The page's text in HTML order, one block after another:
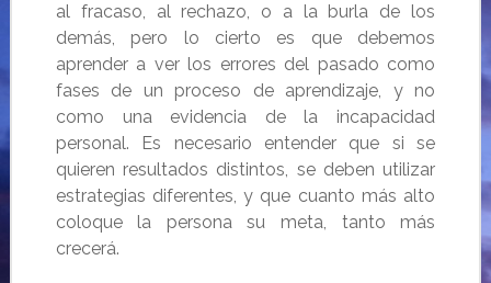
al fracaso, al rechazo, o a la burla de los
demás, pero lo cierto es que debemos
aprender a ver los errores del pasado como
fases de un proceso de aprendizaje, y no
como una
evidencia de la incapacidad
personal.
Es necesario entender
que si se
quieren resultados distintos, se deben utilizar
estrategias diferentes, y que cuanto más alto
coloque la persona su meta, tanto más
crecerá.